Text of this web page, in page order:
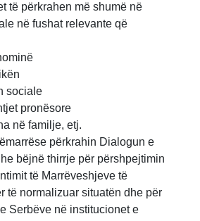
të përkrahen më shumë në
në fushat relevante që
sociale
pronësore
në familje, etj.
përkrahin Dialogun e
bëjnë thirrje për përshpejtimin
të Marrëveshjeve të
të normalizuar situatën dhe për
Serbëve në institucionet e